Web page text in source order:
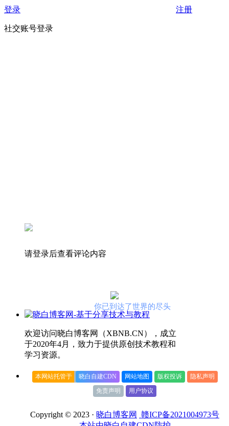
登录 注册
社交账号登录
请登录后查看评论内容
你已到达了世界的尽头
欢迎访问晓白博客网（XBNB.CN），成立
于2020年4月，致力于提供原创技术教程和
学习资源。
本网站托管于 晓白自建CDN 网站地图 版权投诉
隐私声明
免责声明
用户协议
Copyright © 2023 · 晓白博客网
赣ICP备2021004973号